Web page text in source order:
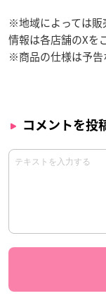
※地域によっては販
情報は各店舗のXを
※商品の仕様は予告
コメントを投